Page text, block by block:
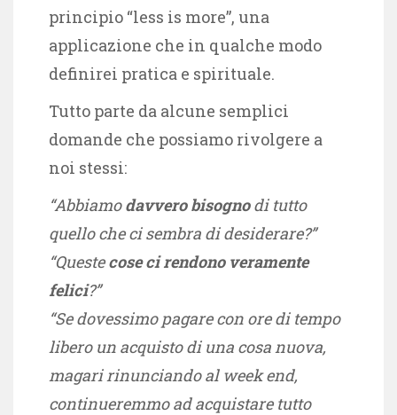
principio “less is more”, una
applicazione che in qualche modo
definirei pratica e spirituale.
Tutto parte da alcune semplici
domande che possiamo rivolgere a
noi stessi:
“Abbiamodavvero bisognodi tutto
quello che ci sembra di desiderare?”
“Questecose ci rendono veramente
felici?”
“Se dovessimo pagare con ore di tempo
libero un acquisto di una cosa nuova,
magari rinunciando al week end,
continueremmo ad acquistare tutto